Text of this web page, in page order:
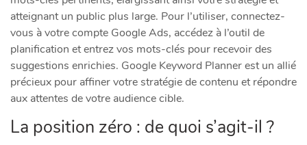
atteignant un public plus large. Pour l’utiliser, connectez-
vous à votre compte Google Ads, accédez à l’outil de
planification et entrez vos mots-clés pour recevoir des
suggestions enrichies. Google Keyword Planner est un allié
précieux pour affiner votre stratégie de contenu et répondre
aux attentes de votre audience cible.
La position zéro : de quoi s’agit-il ?